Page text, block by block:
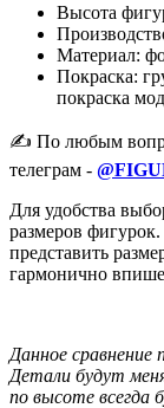
Высота
Материал:
Покраска:
покраска
✍️ По любым
телеграм -
Для удобства
размеров
представить
гармонично
Данное сравнение
Детали будут
по высоте всегда